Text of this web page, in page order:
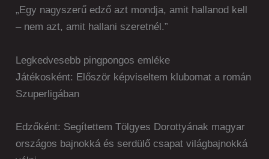
„Egy nagyszerű edző azt mondja, amit hallanod kell
– nem azt, amit hallani szeretnél.”
Legkedvesebb pingpongos emléke
Játékosként: Először képviseltem klubomat a román
Szuperligában
Edzőként: Segítettem Tölgyes Dorottyának magyar
országos bajnokká és serdülő csapat világbajnokká